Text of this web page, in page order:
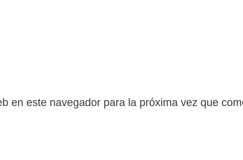
en este navegador para la próxima vez que